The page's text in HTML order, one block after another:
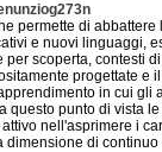
permette di
e nuovi linguaggi,
scoperta, contesti
progettate
in cui
questo punto di vista
nell'asprimere i
di